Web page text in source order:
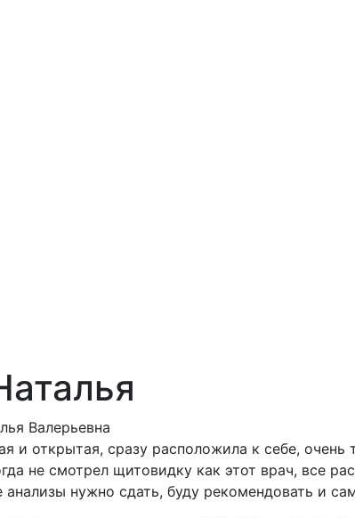
Валерьевна
и открытая, сразу расположила к себе, очень
не смотрел щитовидку как этот врач, все
анализы нужно сдать, буду рекомендовать и